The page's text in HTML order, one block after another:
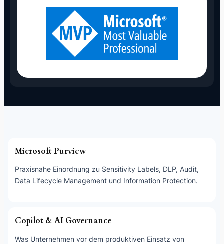
Microsoft Purview
Praxisnahe Einordnung zu Sensitivity Labels, DLP, Audit,
Data Lifecycle Management und Information Protection.
Copilot & AI Governance
Was Unternehmen vor dem produktiven Einsatz von